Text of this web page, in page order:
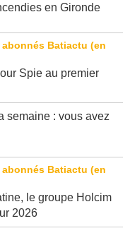
en Gironde
Spie au premier
semaine : vous avez
le groupe Holcim
2026